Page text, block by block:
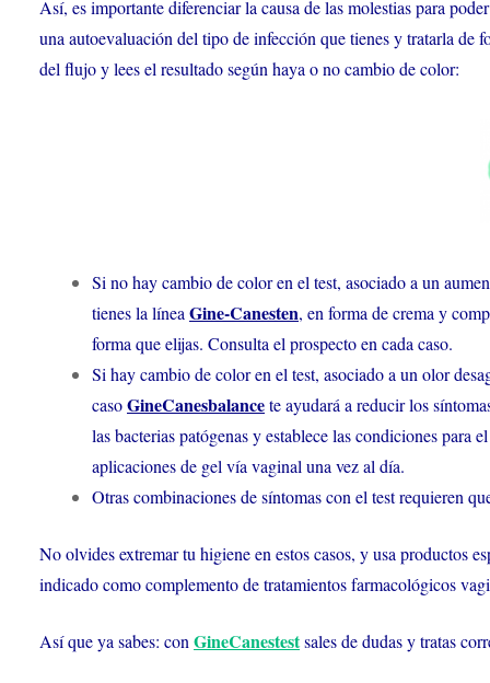
Así, es importante diferenciar la causa de las molestias para
una autoevaluación del tipo de infección que tienes y tratarla de
del flujo y lees el resultado según haya o no cambio de color:
Si no hay cambio de color en el test, asociado a un
tienes la línea Gine-Canesten, en forma de crema y
forma que elijas. Consulta el prospecto en cada caso.
Si hay cambio de color en el test, asociado a un olor
casoGineCanesbalancete ayudará a reducir los
las bacterias patógenas y establece las condiciones
aplicaciones de gel vía vaginal una vez al día.
Otras combinaciones de síntomas con el test requieren
No olvides extremar tu higiene en estos casos, y usa productos
indicado como complemento de tratamientos farmacológicos
Así que ya sabes: con GineCanestestsales de dudas y tratas